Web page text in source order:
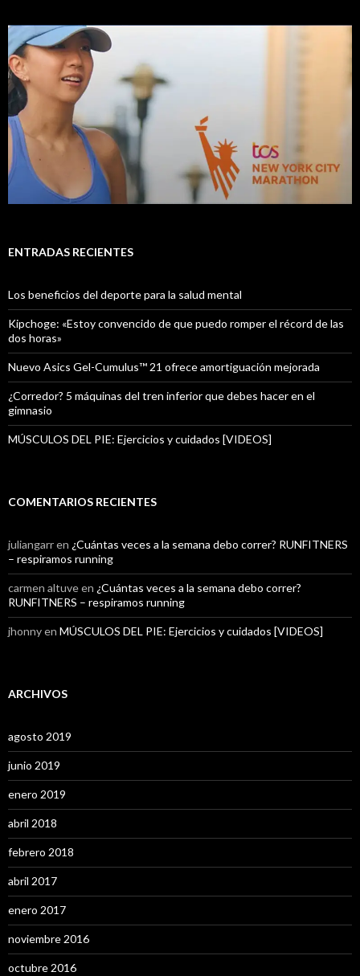
ENTRADAS RECIENTES
Los beneficios del deporte para la salud mental
Kipchoge: «Estoy convencido de que puedo romper el récord de las
dos horas»
Nuevo Asics Gel-Cumulus™ 21 ofrece amortiguación mejorada
¿Corredor? 5 máquinas del tren inferior que debes hacer en el
gimnasio
MÚSCULOS DEL PIE: Ejercicios y cuidados [VIDEOS]
COMENTARIOS RECIENTES
juliangarren ¿Cuántas veces a la semana debo correr? RUNFITNERS
– respiramos running
carmen altuveen ¿Cuántas veces a la semana debo correr?
RUNFITNERS – respiramos running
jhonnyen MÚSCULOS DEL PIE: Ejercicios y cuidados [VIDEOS]
ARCHIVOS
agosto 2019
junio 2019
enero 2019
abril 2018
febrero 2018
abril 2017
enero 2017
noviembre 2016
octubre 2016